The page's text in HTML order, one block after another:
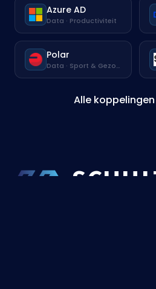
Azure AD
Data · Productiviteit
Polar
Data · Sport & Gezondheid
Alle
SCHUL